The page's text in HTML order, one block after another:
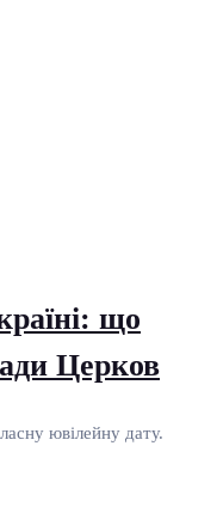
що
Церков
ювілейну дату.